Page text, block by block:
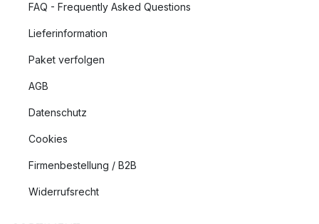
FAQ - Frequently Asked Questions
Lieferinformation
Paket verfolgen
AGB
Datenschutz
Cookies
Firmenbestellung / B2B
Widerrufsrecht